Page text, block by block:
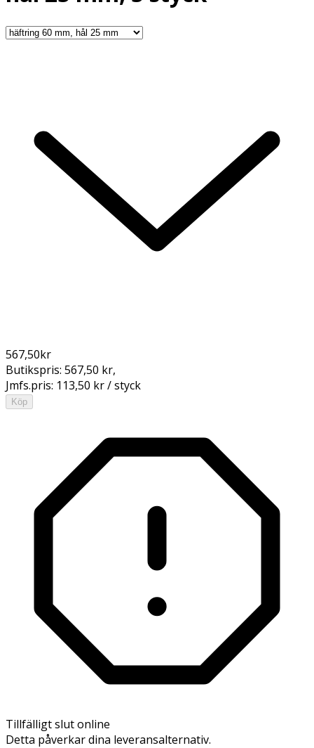
567,50kr
Butikspris: 567,50 kr,
Jmfs.pris: 113,50 kr / styck
Köp
Tillfälligt slut online
Detta påverkar dina leveransalternativ.